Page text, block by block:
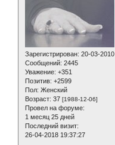
Зарегистрирован: 20-03-2010
Сообщений: 2445
Уважение: +351
Позитив: +2599
Пол: Женский
Возраст: 37 [1988-12-06]
Провел на форуме:
1 месяц 25 дней
Последний визит:
26-04-2018 19:37:27